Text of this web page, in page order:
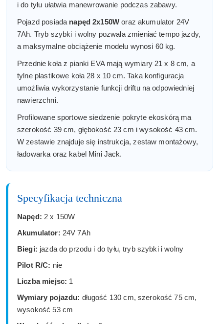
i do tyłu ułatwia manewrowanie podczas zabawy.
Pojazd posiada napęd 2x150W oraz akumulator 24V
7Ah. Tryb szybki i wolny pozwala zmieniać tempo jazdy,
a maksymalne obciążenie modelu wynosi 60 kg.
Przednie koła z pianki EVA mają wymiary 21 x 8 cm, a
tylne plastikowe koła 28 x 10 cm. Taka konfiguracja
umożliwia wykorzystanie funkcji driftu na odpowiedniej
nawierzchni.
Profilowane sportowe siedzenie pokryte ekoskórą ma
szerokość 39 cm, głębokość 23 cm i wysokość 43 cm.
W zestawie znajduje się instrukcja, zestaw montażowy,
ładowarka oraz kabel Mini Jack.
Specyfikacja techniczna
Napęd: 2 x 150W
Akumulator: 24V 7Ah
Biegi: jazda do przodu i do tyłu, tryb szybki i wolny
Pilot R/C: nie
Liczba miejsc: 1
Wymiary pojazdu: długość 130 cm, szerokość 75 cm,
wysokość 53 cm